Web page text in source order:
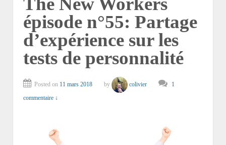
épisode n°55: Partage
d’expérience sur les
tests de personnalité
Posted on 11 mars 2018 by colivier
1
commentaire ↓